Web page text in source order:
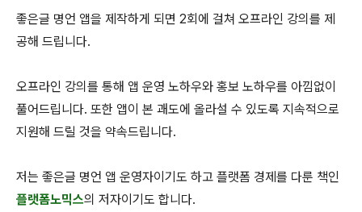
좋은글 명언 앱을 제작하게 되면 2회에 걸쳐 오프라인 강의를 제
공해 드립니다.
오프라인 강의를 통해 앱 운영 노하우와 홍보 노하우를 아낌없이
풀어드립니다. 또한 앱이 본 괘도에 올라설 수 있도록 지속적으로
지원해 드릴 것을 약속드립니다.
저는 좋은글 명언 앱 운영자이기도 하고 플랫폼 경제를 다룬 책인
플랫폼노믹스의 저자이기도 합니다.